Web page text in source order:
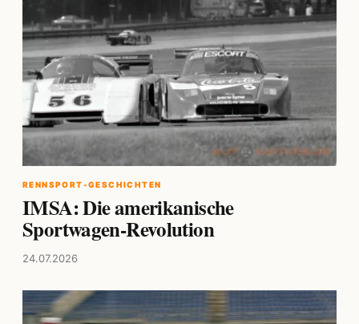
RENNSPORT-GESCHICHTEN
IMSA: Die amerikanische
Sportwagen-Revolution
24.07.2026